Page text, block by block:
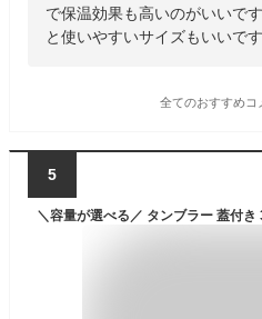
で保温効果も高いのがいいで
と使いやすいサイズもいいです
全てのおすすめコ
5